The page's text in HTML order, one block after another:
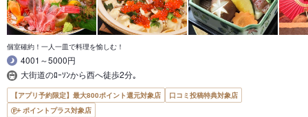
個室確約！一人一皿で料理を愉しむ！
4001～5000円
大街道のﾛｰｿﾝから西へ徒歩2分｡
【アプリ予約限定】最大800ポイント還元対象店
口コミ投稿特典対象店
ポイントプラス対象店